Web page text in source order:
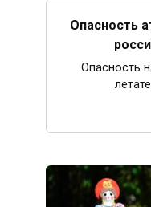
Опасность
Опасность